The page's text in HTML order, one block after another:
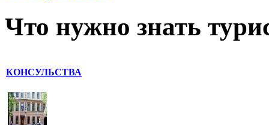
Что нужно знать
КОНСУЛЬСТВА